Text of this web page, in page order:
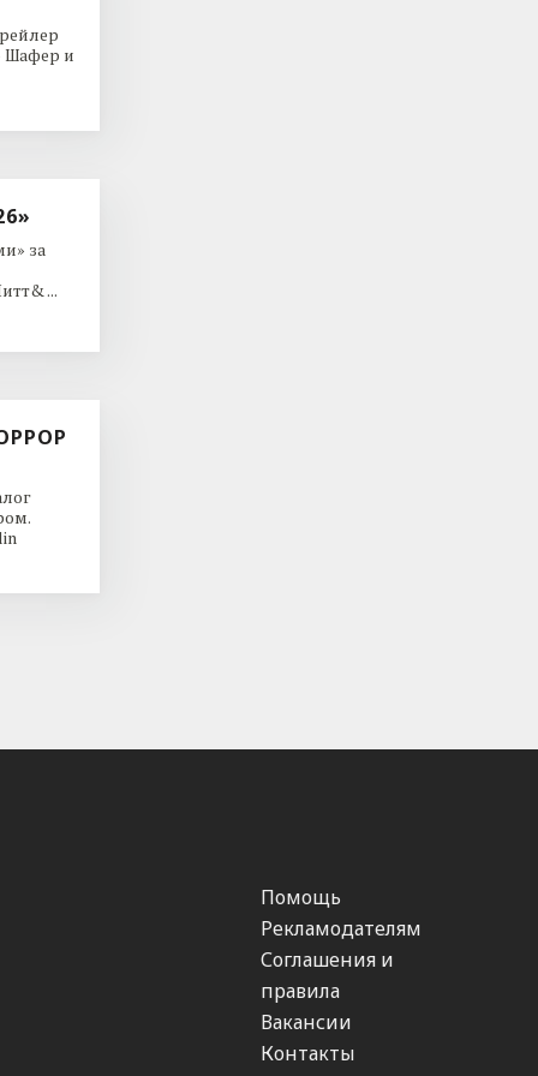
Шафер и
за
...
Помощь
Рекламодателям
Соглашения и
правила
Вакансии
Контакты